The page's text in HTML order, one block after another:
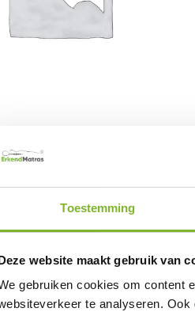
Toestemming
website maakt gebruik van
gebruiken cookies om content
te analyseren.
producten